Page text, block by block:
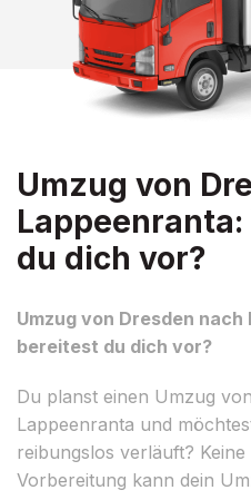
Umzug von
du dich vor?
Umzug von Dresden
bereitest du dich vor?
Du planst einen Umzug
Lappeenranta und
reibungslos verläuft?
Vorbereitung kann dein